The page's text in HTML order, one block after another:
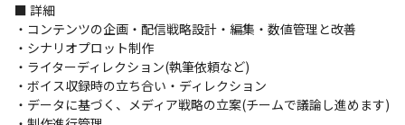
■ 詳細
・コンテンツの企画・配信戦略設計・編集・数値管理と改善
・シナリオプロット制作
・ライターディレクション(執筆依頼など)
・ボイス収録時の立ち合い・ディレクション
・データに基づく、メディア戦略の立案(チームで議論し進めます)